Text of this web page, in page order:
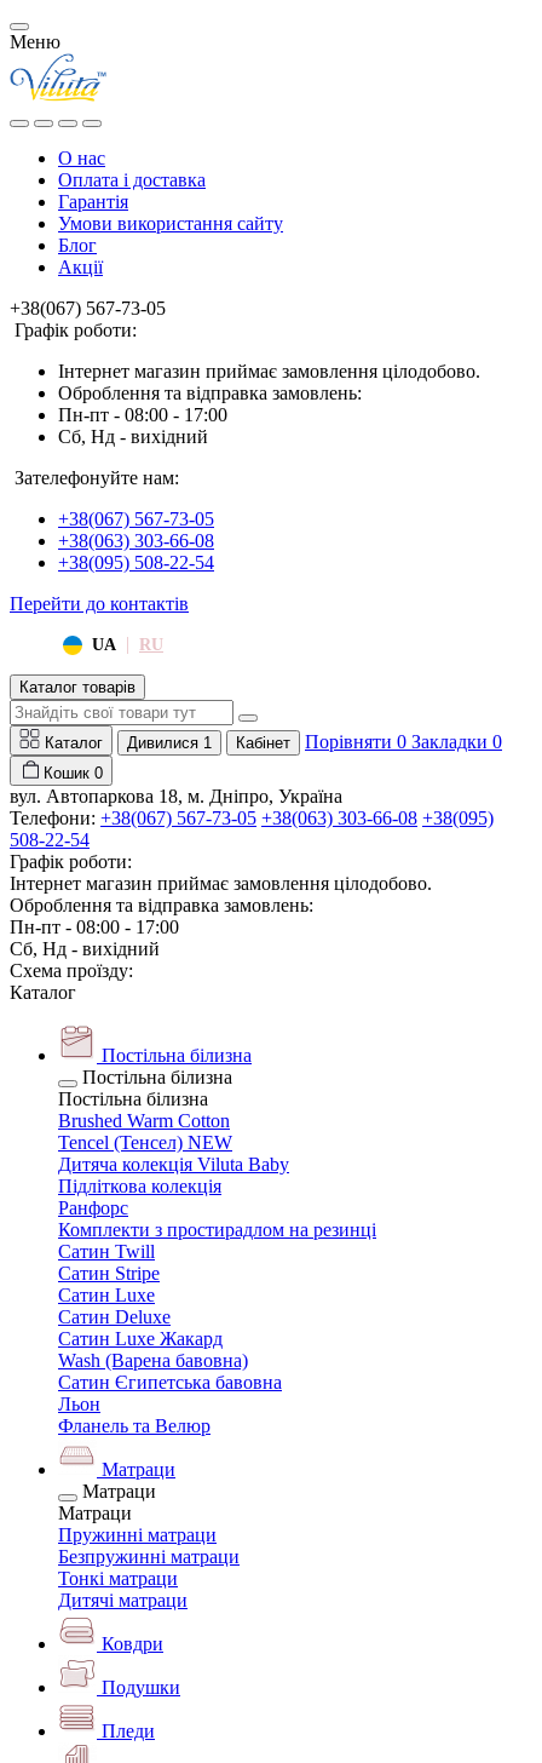
Меню
О нас
Оплата і доставка
Гарантія
Умови використання сайту
Блог
Акції
+38(067) 567-73-05
Графік роботи:
Інтернет магазин приймає замовлення цілодобово.
Оброблення та відправка замовлень:
Пн-пт - 08:00 - 17:00
Сб, Нд - вихідний
Зателефонуйте нам:
+38(067) 567-73-05
+38(063) 303-66-08
+38(095) 508-22-54
Перейти до контактів
UA | RU
Каталог товарів
Каталог Дивилися 1 Кабінет Порівняти 0 Закладки 0
Кошик 0
вул. Автопаркова 18, м. Дніпро, Україна
Телефони: +38(067) 567-73-05 +38(063) 303-66-08 +38(095)
508-22-54
Графік роботи:
Інтернет магазин приймає замовлення цілодобово.
Оброблення та відправка замовлень:
Пн-пт - 08:00 - 17:00
Сб, Нд - вихідний
Схема проїзду:
Каталог
Постільна білизна
Постільна білизна
Постільна білизна
Brushed Warm Cotton
Tencel (Тенсел) NEW
Дитяча колекція Viluta Baby
Підліткова колекція
Ранфорс
Комплекти з простирадлом на резинці
Сатин Twill
Сатин Stripe
Сатин Luxe
Сатин Deluxe
Сатин Luxe Жакард
Wash (Варена бавовна)
Сатин Єгипетська бавовна
Льон
Фланель та Велюр
Матраци
Матраци
Матраци
Пружинні матраци
Безпружинні матраци
Тонкі матраци
Дитячі матраци
Ковдри
Подушки
Пледи